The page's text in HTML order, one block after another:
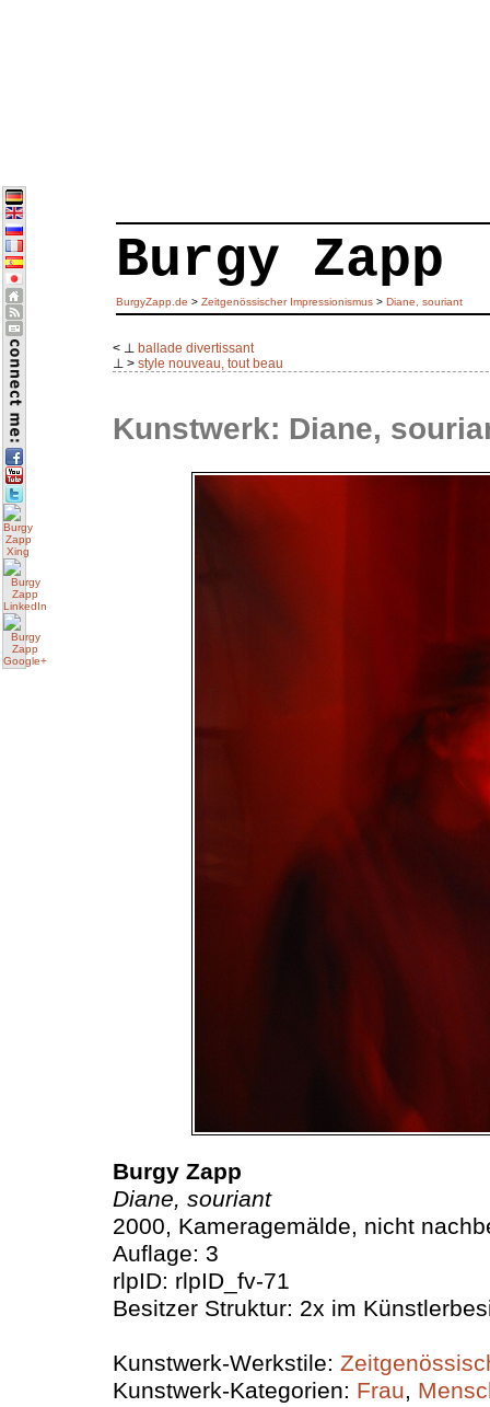
Burgy Zapp
BurgyZapp.de > Zeitgenössischer Impressionismus > Diane, souriant
< ⊥ ballade divertissant
⊥ > style nouveau, tout beau
Kunstwerk: Diane,
Burgy Zapp
Diane, souriant
2000, Kameragemälde, nicht
Auflage: 3
rlpID: rlpID_fv-71
Besitzer Struktur: 2x im
Kunstwerk-Werkstile:
Kunstwerk-Kategorien: Frau,